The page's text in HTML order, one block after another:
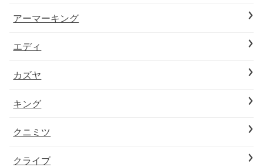
アーマーキング
エディ
カズヤ
キング
クニミツ
クライブ